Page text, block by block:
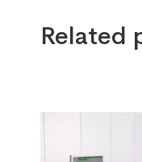
Related